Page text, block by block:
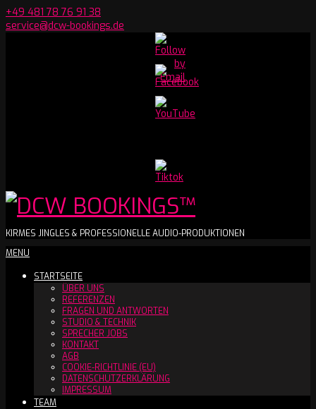
Skip
to
+49 481 78 76 91 38
service@dcw-bookings.de
Youtube
Channel
DCW
BOOKINGS™
KIRMES JINGLES & PROFESSIONELLE AUDIO-PRODUKTIONEN
Secondary
Menu
MENU
STARTSEITE
ÜBER UNS
REFERENZEN
FRAGEN UND ANTWORTEN
STUDIO & TECHNIK
SPRECHER JOBS
KONTAKT
AGB
COOKIE-RICHTLINIE (EU)
DATENSCHUTZERKLÄRUNG
IMPRESSUM
TEAM